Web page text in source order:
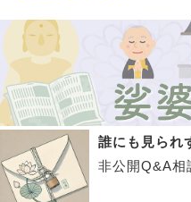
誰にも見られ
非公開Q&A相